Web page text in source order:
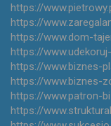
https://
https://
https://www.dom-
https://
https://www.biznes-
https://www.biznes-
https://www.patron-
https://